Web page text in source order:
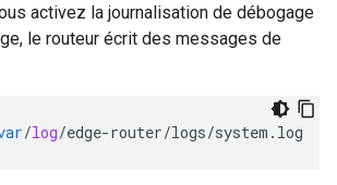
activez la journalisation de débogage
le routeur écrit des messages de
/log/edge-router/logs/system . log